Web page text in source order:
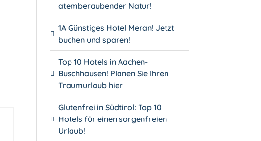
atemberaubender Natur!
1A Günstiges Hotel Meran! Jetzt
buchen und sparen!
Top 10 Hotels in Aachen-
Buschhausen! Planen Sie Ihren
Traumurlaub hier
Glutenfrei in Südtirol: Top 10
Hotels für einen sorgenfreien
Urlaub!